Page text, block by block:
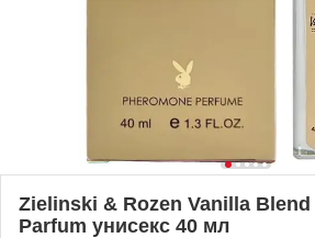
Zielinski & Rozen Vanilla
Parfum унисекс 40 мл